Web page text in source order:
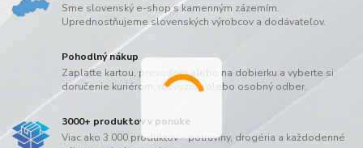
Sme slovenský e-shop s kamenným zázemím.
Uprednostňujeme slovenských výrobcov a dodávateľov.
Pohodlný nákup
Zaplaťte kartou, prevodom alebo na dobierku a vyberte si
doručenie kuriérom, rozvozom alebo osobný odber.
3000+ produktov v ponuke
Viac ako 3 000 produktov – potraviny, drogéria a každodenné